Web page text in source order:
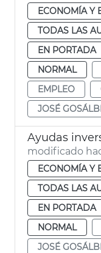
ECONOMÍA Y
TODAS LAS
EN PORTADA
NORMAL
EMPLEO
JOSÉ
modificado
ECONOMÍA Y
TODAS LAS
EN PORTADA
NORMAL
JOSÉ